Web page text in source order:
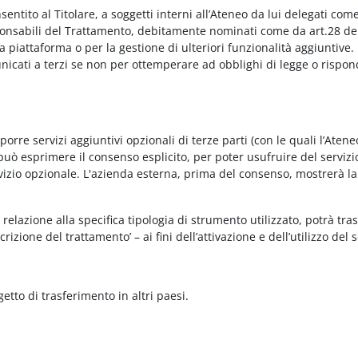
al Titolare, a soggetti interni all’Ateneo da lui delegati
del Trattamento, debitamente nominati come da art.28
piattaforma o per la gestione di ulteriori funzionalità aggiuntive.
a terzi se non per ottemperare ad obblighi di legge o
servizi aggiuntivi opzionali di terze parti (con le quali
esprimere il consenso esplicito, per poter usufruire del
opzionale. L'azienda esterna, prima del consenso,
alla specifica tipologia di strumento utilizzato, potrà
del trattamento’ – ai fini dell’attivazione e dell’utilizzo
di trasferimento in altri paesi.